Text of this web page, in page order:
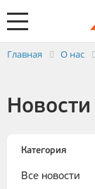
Услуги
Электронный
Заявка на
Главная О нас
Новости
Категория
Все новости